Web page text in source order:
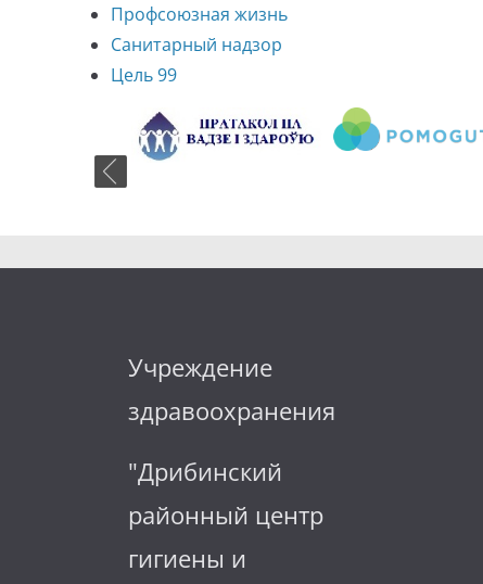
Профсоюзная жизнь
Санитарный надзор
Цель 99
Учреждение
здравоохранения
"Дрибинский
районный центр
гигиены и